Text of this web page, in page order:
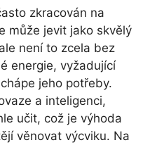
zkracován na
může jevit jako skvělý
není to zcela bez
energie, vyžadující
jeho potřeby.
a inteligenci,
učit, což je výhoda
věnovat výcviku. Na